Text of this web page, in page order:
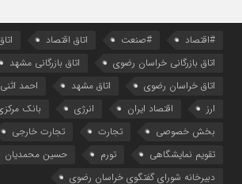
#اقتصاد #صنعت اتاق اقتصاد
اتاق بازرگانی خراسان رضوی
اتاق بازرگانی مشهد
اتاق خراسان رضوی
اتاق مشهد
احمد
ارز
اقتصاد ایران انرژی
بانک
بخش خصوصی
تجارت تجارت خارجی
تقویم نمایشگاهی
تورم
حسین محمدیان
دبیرخانه شورای گفتگوی خراسان رضوی